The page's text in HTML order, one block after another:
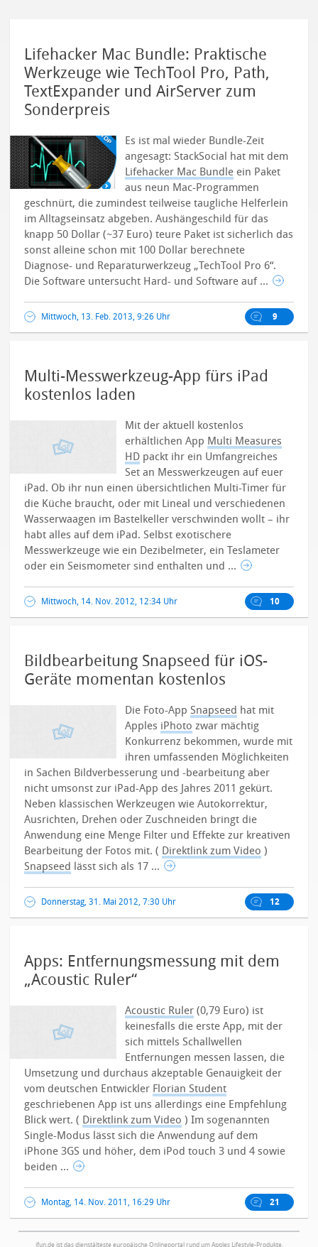
Lifehacker Mac Bundle: Praktische
Werkzeuge wie TechTool Pro, Path,
TextExpander und AirServer zum
Sonderpreis
Es ist mal wieder Bundle-Zeit
angesagt: StackSocial hat mit dem
Lifehacker Mac Bundle ein Paket
aus neun Mac-Programmen
geschnürt, die zumindest teilweise taugliche Helferlein
im Alltagseinsatz abgeben. Aushängeschild für das
knapp 50 Dollar (~37 Euro) teure Paket ist sicherlich das
sonst alleine schon mit 100 Dollar berechnete
Diagnose- und Reparaturwerkzeug „TechTool Pro 6“.
Die Software untersucht Hard- und Software auf ...
Mittwoch, 13. Feb. 2013, 9:26 Uhr 9
Multi-Messwerkzeug-App fürs iPad
kostenlos laden
Mit der aktuell kostenlos
erhältlichen App Multi Measures
HD packt ihr ein Umfangreiches
Set an Messwerkzeugen auf euer
iPad. Ob ihr nun einen übersichtlichen Multi-Timer für
die Küche braucht, oder mit Lineal und verschiedenen
Wasserwaagen im Bastelkeller verschwinden wollt – ihr
habt alles auf dem iPad. Selbst exotischere
Messwerkzeuge wie ein Dezibelmeter, ein Teslameter
oder ein Seismometer sind enthalten und ...
Mittwoch, 14. Nov. 2012, 12:34 Uhr 10
Bildbearbeitung Snapseed für iOS-
Geräte momentan kostenlos
Die Foto-AppSnapseed hat mit
Apples iPhoto zwar mächtig
Konkurrenz bekommen, wurde mit
ihren umfassenden Möglichkeiten
in Sachen Bildverbesserung und -bearbeitung aber
nicht umsonst zur iPad-App des Jahres 2011 gekürt.
Neben klassischen Werkzeugen wie Autokorrektur,
Ausrichten, Drehen oder Zuschneiden bringt die
Anwendung eine Menge Filter und Effekte zur kreativen
Bearbeitung der Fotos mit. ( Direktlink zum Video )
Snapseed lässt sich als 17 ...
Donnerstag, 31. Mai 2012, 7:30 Uhr 12
Apps: Entfernungsmessung mit dem
„Acoustic Ruler“
Acoustic Ruler (0,79 Euro) ist
keinesfalls die erste App, mit der
sich mittels Schallwellen
Entfernungen messen lassen, die
Umsetzung und durchaus akzeptable Genauigkeit der
vom deutschen Entwickler Florian Student
geschriebenen App ist uns allerdings eine Empfehlung
Blick wert. ( Direktlink zum Video ) Im sogenannten
Single-Modus lässt sich die Anwendung auf dem
iPhone 3GS und höher, dem iPod touch 3 und 4 sowie
beiden ...
Montag, 14. Nov. 2011, 16:29 Uhr 21
ifun.de ist das dienstälteste europäische Onlineportal rund um Apples Lifestyle-Produkte.